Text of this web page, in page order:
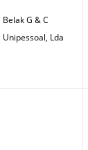
Belak G & C
Unipessoal, Lda